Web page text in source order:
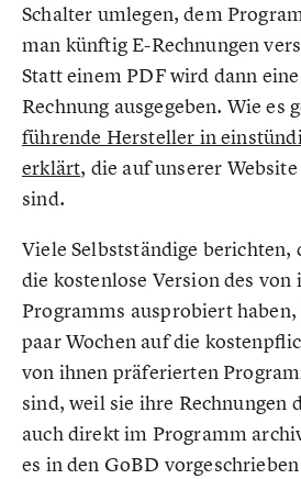
Schalter umlegen, dem
man künftig E-Rechnungen
Statt einem PDF wird dann
Rechnung ausgegeben. Wie es
führende Hersteller in
erklärt, die auf unserer
sind.
Viele Selbstständige berichten,
die kostenlose Version des
Programms ausprobiert
paar Wochen auf die
von ihnen präferierten
sind, weil sie ihre Rechnungen
auch direkt im Programm
es in den GoBD